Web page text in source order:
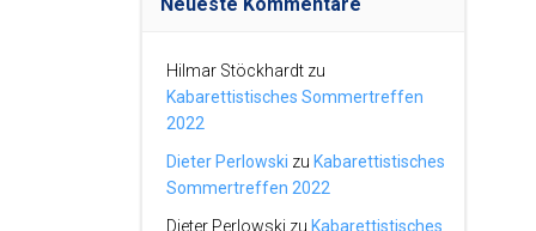
Hilmar Stöckhardtzu
Kabarettistisches Sommertreffen
2022
Dieter Perlowski zu Kabarettistisches
Sommertreffen 2022
Dieter Perlowski zu Kabarettistisches